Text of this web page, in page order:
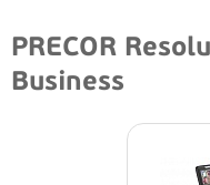
PRECOR
Business